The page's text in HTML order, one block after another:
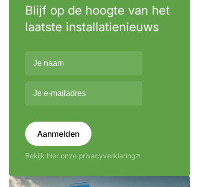
Blijf op de hoogte van het
laatste installatienieuws
Aanmelden
Bekijk hier onze privacyverklaring